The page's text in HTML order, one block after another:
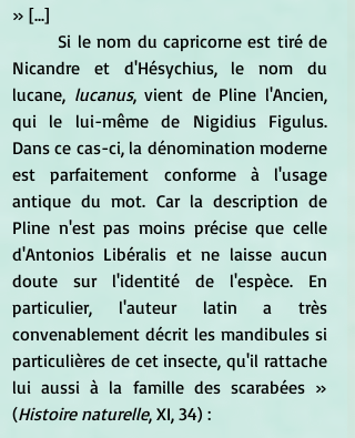
» [...]
Nicandre et d'Hésychius, le nom du
lucane, lucanus, vient de Pline l'Ancien,
qui le lui-même de Nigidius Figulus.
Dans ce cas-ci, la dénomination moderne
est parfaitement conforme à l'usage
antique du mot. Car la description de
Pline n'est pas moins précise que celle
d'Antonios Libéralis et ne laisse aucun
doute sur l'identité de l'espèce. En
particulier, l'auteur latin a très
convenablement décrit les mandibules si
particulières de cet insecte, qu'il rattache
lui aussi à la famille des scarabées »
(Histoire naturelle, XI, 34) :